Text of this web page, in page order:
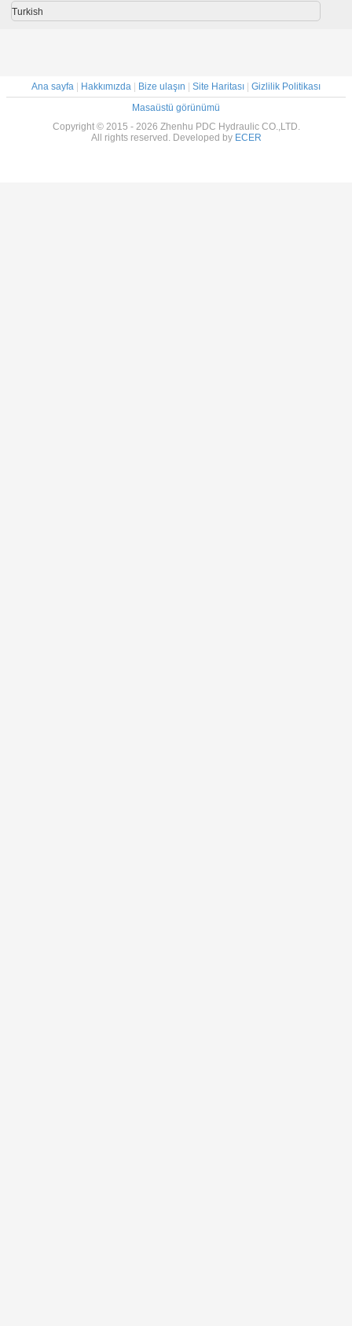
Turkish
Ana sayfa | Hakkımızda | Bize ulaşın | Site Haritası | Gizlilik Politikası
Masaüstü görünümü
Copyright © 2015 - 2026 Zhenhu PDC Hydraulic CO.,LTD.
All rights reserved. Developed by ECER